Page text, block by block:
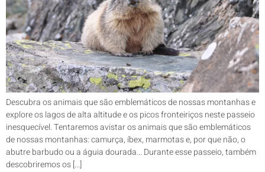
Descubra os animais que são emblemáticos de nossas montanhas e
explore os lagos de alta altitude e os picos fronteiriços neste passeio
inesquecível. Tentaremos avistar os animais que são emblemáticos
de nossas montanhas: camurça, íbex, marmotas e, por que não, o
abutre barbudo ou a águia dourada... Durante esse passeio, também
descobriremos os [...]